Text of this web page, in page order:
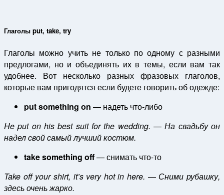
Глаголы put, take, try
Глаголы можно учить не только по одному с разными
предлогами, но и объединять их в темы, если вам так
удобнее. Вот несколько разных фразовых глаголов,
которые вам пригодятся если будете говорить об одежде:
put something on — надеть что-либо
He put on his best suit for the wedding. —На свадьбу он
наделсвойсамыйлучшийкостюм.
takesomething off— снимать что-то
Take off your shirt, it’s very hot in here. — Сними рубашку,
здесь очень жарко.